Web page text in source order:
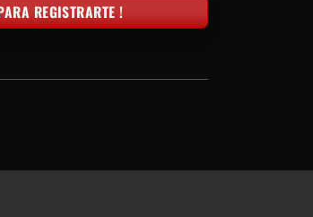
REGISTRARTE !